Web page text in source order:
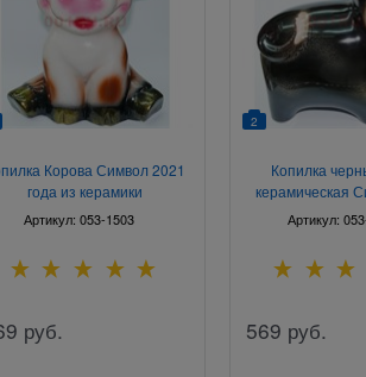
Корова Символ 2021
года из керамики
Артикул:053-1503
руб.
2
Копилка
керамическая
года
Артикул:
569 руб.